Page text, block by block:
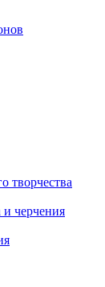
творчества
черчения